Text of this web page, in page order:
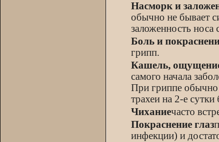
Насморк и
обычно не бывает
заложенность носа
Боль и
грипп.
Кашель,
самого начала
При гриппе обычно
трахеи на 2-е сутки
Чиханиечасто
Покраснение глаз
инфекции) и